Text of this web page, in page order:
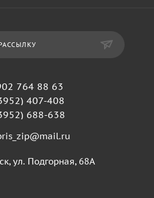
764 88 63
407-408
688-638
ул. Подгорная, 68А